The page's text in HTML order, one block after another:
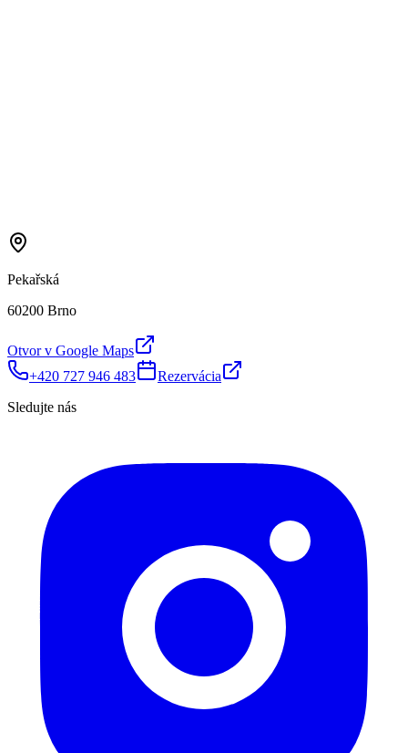
Pekařská
60200 Brno
Otvor v Google Maps
+420 727 946 483
Rezervácia
Sledujte nás